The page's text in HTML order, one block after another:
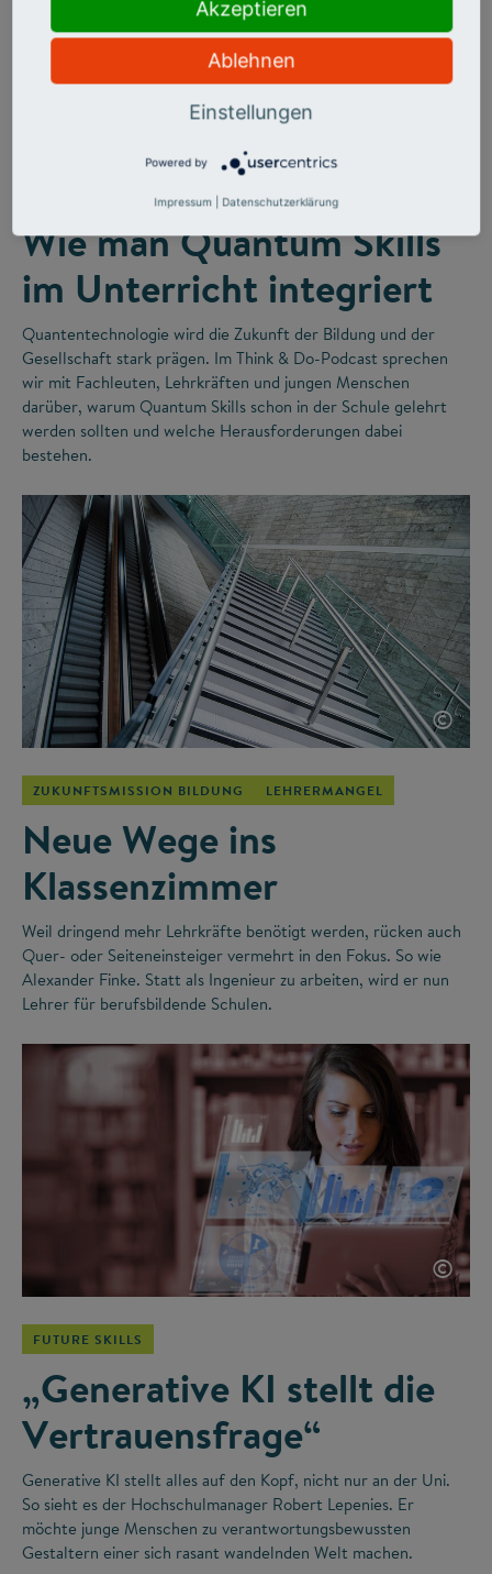
Wie man Quantum Skills
im Unterricht integriert
Quantentechnologie wird die Zukunft der Bildung und der
Gesellschaft stark prägen. Im Think & Do-Podcast sprechen
wir mit Fachleuten, Lehrkräften und jungen Menschen
darüber, warum Quantum Skills schon in der Schule gelehrt
werden sollten und welche Herausforderungen dabei
bestehen.
©
ZUKUNFTSMISSION BILDUNG LEHRERMANGEL
Neue Wege ins
Klassenzimmer
Weil dringend mehr Lehrkräfte benötigt werden, rücken auch
Quer- oder Seiteneinsteiger vermehrt in den Fokus. So wie
Alexander Finke. Statt als Ingenieur zu arbeiten, wird er nun
Lehrer für berufsbildende Schulen.
©
FUTURE SKILLS
„Generative KI stellt die
Vertrauensfrage“
Generative KI stellt alles auf den Kopf, nicht nur an der Uni.
So sieht es der Hochschulmanager Robert Lepenies. Er
möchte junge Menschen zu verantwortungsbewussten
Gestaltern einer sich rasant wandelnden Welt machen.
Akzeptieren
Ablehnen
Einstellungen
Powered by
Impressum Datenschutzerklärung